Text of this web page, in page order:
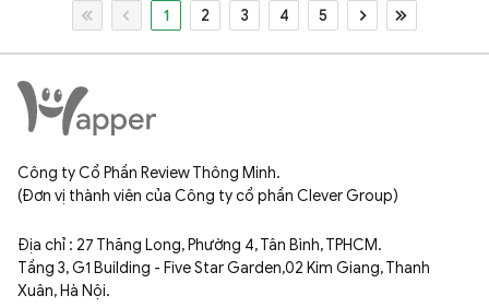
1 2 3 4 5
Công ty Cổ Phần Review Thông Minh.
(Đơn vị thành viên của Công ty cổ phần Clever Group)
Địa chỉ : 27 Thăng Long, Phường 4, Tân Bình, TPHCM.
Tầng 3, G1 Building - Five Star Garden,02 Kim Giang, Thanh
Xuân, Hà Nội.